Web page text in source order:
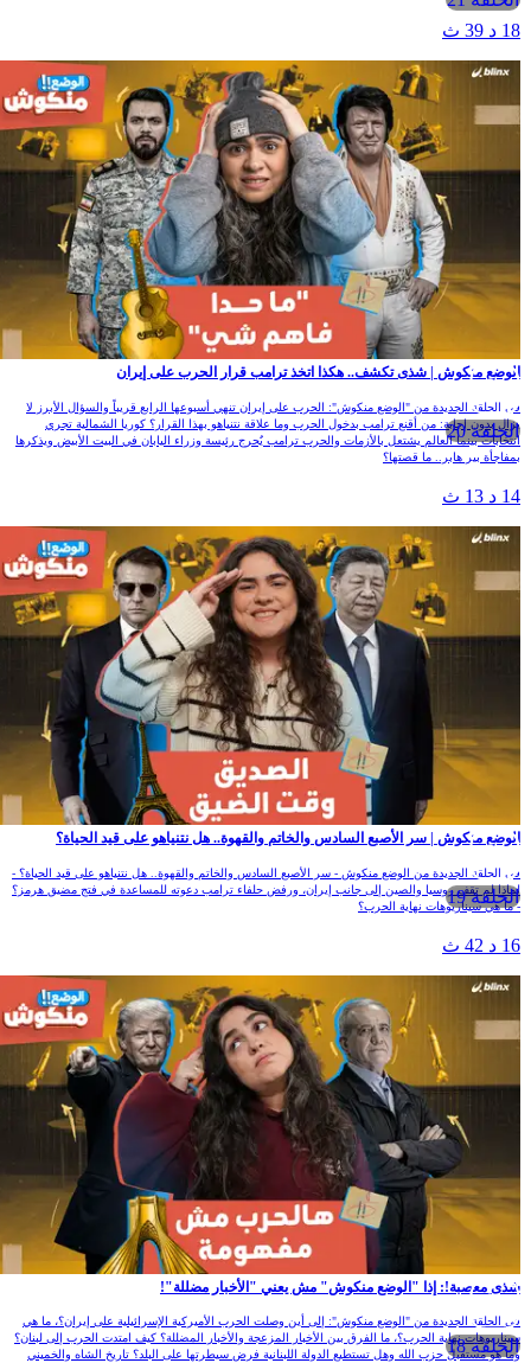
18 د 39 ث
الحلقة 20
الوضع منكوش | شذى تكشف.. هكذا اتخذ ترامب قرار الحرب على إيران
في الحلقة الجديدة من "الوضع منكوش": الحرب على إيران تنهي أسبوعها الرابع قريباً والسؤال الأبرز لا
يزال بدون إجابة: من أقنع ترامب بدخول الحرب وما علاقة نتنياهو بهذا القرار؟ كوريا الشمالية تجري
انتخابات بينما العالم يشتعل بالأزمات والحرب ترامب يٌحرج رئيسة وزراء اليابان في البيت الأبيض ويذكرها
بمفاجأة بير هابر.. ما قصتها؟
14 د 13 ث
الحلقة 19
الوضع منكوش | سر الأصبع السادس والخاتم والقهوة.. هل نتنياهو على قيد الحياة؟
في الحلقة الجديدة من الوضع منكوش - سر الأصبع السادس والخاتم والقهوة.. هل نتنياهو على قيد الحياة؟ -
لماذا لم تقف روسيا والصين إلى جانب إيران، ورفض حلفاء ترامب دعوته للمساعدة في فتج مضيق هرمز؟
- ما هي سيناريوهات نهاية الحرب؟
16 د 42 ث
الحلقة 18
شذى معصبة!: إذا "الوضع منكوش" مش يعني "الأخبار مضللة"!
في الحلقة الجديدة من "الوضع منكوش": إلى أين وصلت الحرب الأميركية الإسرائيلية على إيران؟، ما هي
سيناريوهات نهاية الحرب؟، ما الفرق بين الأخبار المزعجة والأخبار المضللة؟ كيف امتدت الحرب إلى لبنان؟
وما هو مستقبل حزب الله وهل تستطيع الدولة اللبنانية فرض سيطرتها على البلد؟ تاريخ الشاه والخميني